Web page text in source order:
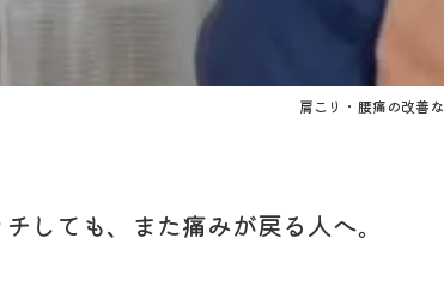
肩こり・腰痛の改善
しても、また痛みが戻る人へ。